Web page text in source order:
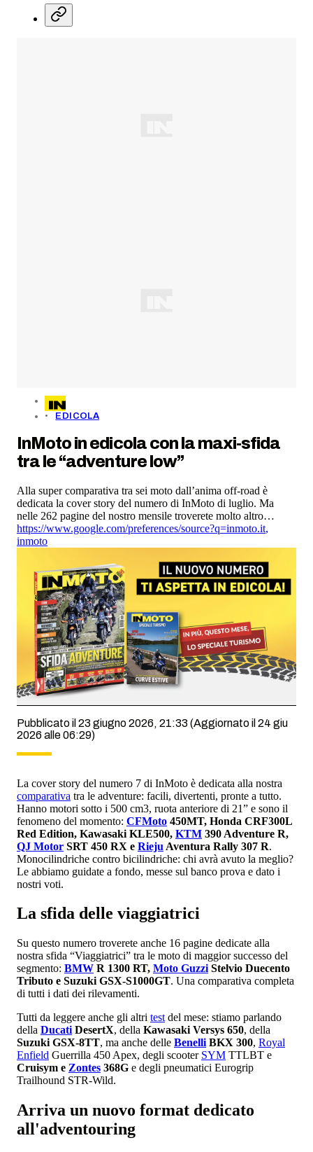
EDICOLA
InMoto in edicola con la maxi-sfida
tra le “adventure low”
Alla super comparativa tra sei moto dall’anima off-road è
dedicata la cover story del numero di InMoto di luglio. Ma
nelle 262 pagine del nostro mensile troverete molto altro…
https://www.google.com/preferences/source?q=inmoto.it,
inmoto
Pubblicato il 23 giugno 2026, 21:33 (Aggiornato il 24 giu
2026 alle 06:29)
La cover story del numero 7 di InMoto è dedicata alla nostra
comparativa tra le adventure: facili, divertenti, pronte a tutto.
Hanno motori sotto i 500 cm3, ruota anteriore di 21” e sono il
fenomeno del momento: CFMoto 450MT, Honda CRF300L
Red Edition, Kawasaki KLE500, KTM 390 Adventure R,
QJ Motor SRT 450 RX e Rieju Aventura Rally 307 R.
Monocilindriche contro bicilindriche: chi avrà avuto la meglio?
Le abbiamo guidate a fondo, messe sul banco prova e dato i
nostri voti.
La sfida delle viaggiatrici
Su questo numero troverete anche 16 pagine dedicate alla
nostra sfida “Viaggiatrici” tra le moto di maggior successo del
segmento: BMW R 1300 RT, Moto Guzzi Stelvio Duecento
Tributo e Suzuki GSX-S1000GT. Una comparativa completa
di tutti i dati dei rilevamenti.
Tutti da leggere anche gli altri test del mese: stiamo parlando
della Ducati DesertX, della Kawasaki Versys 650, della
Suzuki GSX-8TT, ma anche delle Benelli BKX 300, Royal
Enfield Guerrilla 450 Apex, degli scooter SYM TTLBT e
Cruisym e Zontes 368G e degli pneumatici Eurogrip
Trailhound STR-Wild.
Arriva un nuovo format dedicato
all'adventouring